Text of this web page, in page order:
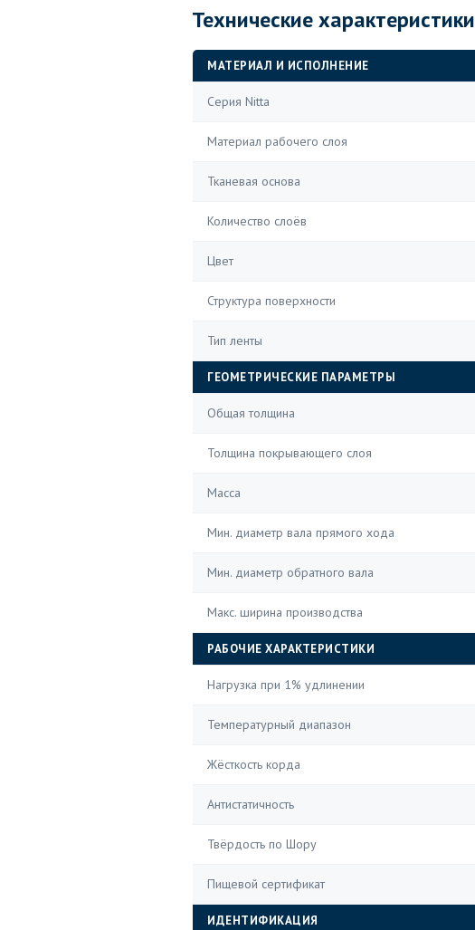
Технические характеристики
МАТЕРИАЛ И ИСПОЛНЕНИЕ
Серия Nitta
Материал рабочего слоя
Тканевая основа
Количество слоёв
Цвет
Структура поверхности
Тип ленты
ГЕОМЕТРИЧЕСКИЕ ПАРАМЕТРЫ
Общая толщина
Толщина покрывающего слоя
Масса
Мин. диаметр вала прямого хода
Мин. диаметр обратного вала
Макс. ширина производства
РАБОЧИЕ ХАРАКТЕРИСТИКИ
Нагрузка при 1% удлинении
Температурный диапазон
Жёсткость корда
Антистатичность
Твёрдость по Шору
Пищевой сертификат
ИДЕНТИФИКАЦИЯ